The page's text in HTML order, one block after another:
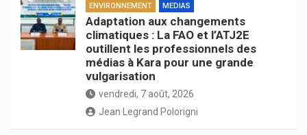
ENVIRONNEMENT MEDIAS
Adaptation aux changements
climatiques : La FAO et l’ATJ2E
outillent les professionnels des
médias à Kara pour une grande
vulgarisation
vendredi, 7 août, 2026
Jean Legrand Polorigni